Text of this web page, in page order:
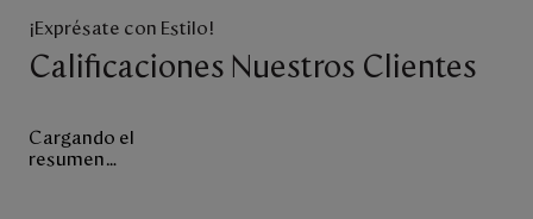
¡Exprésate con Estilo!
Calificaciones Nuestros Clientes
Cargando el
resumen…